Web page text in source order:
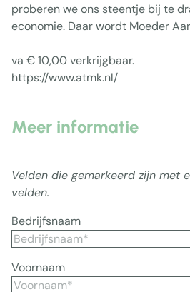
proberen we ons steentje bij te
economie. Daar wordt Moeder
va € 10,00 verkrijgbaar.
https://www.atmk.nl/
Meer informatie
Velden die gemarkeerd zijn met
velden.
Bedrijfsnaam
Voornaam